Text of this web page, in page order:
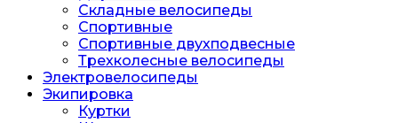
Складные велосипеды
Спортивные
Спортивные двухподвесные
Трехколесные велосипеды
Электровелосипеды
Экипировка
Куртки